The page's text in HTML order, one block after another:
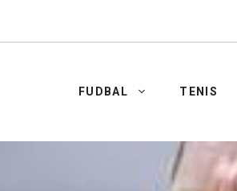
FUDBAL TENIS